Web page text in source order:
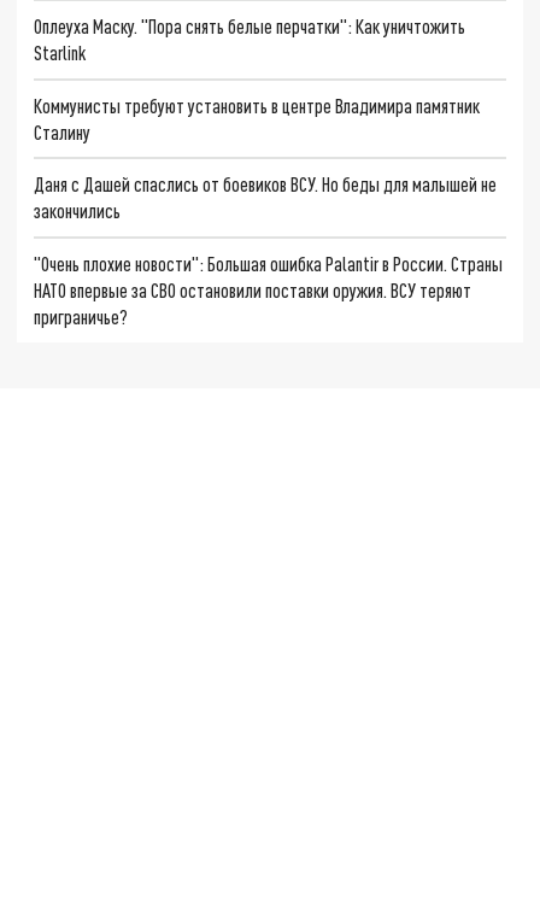
Оплеуха Маску. "Пора снять белые перчатки": Как уничтожить
Starlink
Коммунисты требуют установить в центре Владимира памятник
Сталину
Даня с Дашей спаслись от боевиков ВСУ. Но беды для малышей не
закончились
"Очень плохие новости": Большая ошибка Palantir в России. Страны
НАТО впервые за СВО остановили поставки оружия. ВСУ теряют
приграничье?